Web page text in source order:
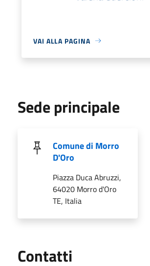
VAI ALLA PAGINA
Sede principale
Comune di Morro
D'Oro
Piazza Duca Abruzzi,
64020 Morro d'Oro
TE, Italia
Contatti